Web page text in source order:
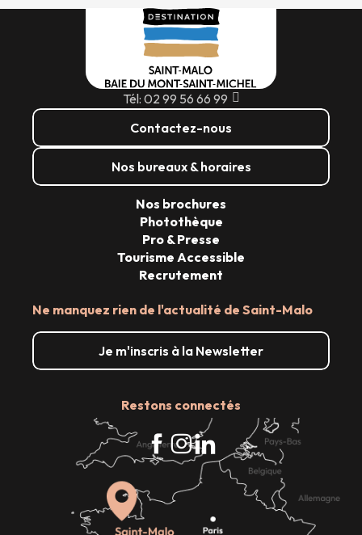
Tél: 02 99 56 66 99
Contactez-nous
Nos bureaux & horaires
Ne manquez rien de l'actualité de Saint-Malo
Je m'inscris à la Newsletter
Restons connectés
Nos brochures
Photothèque
Pro & Presse
Tourisme Accessible
Recrutement